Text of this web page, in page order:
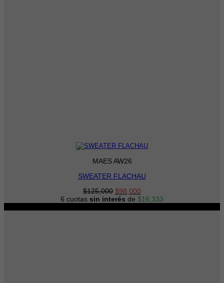
MAES AW26
SWEATER FLACHAU
$125,000 El
precio
$98,000
precio
6 cuotas sin interés de $16,333